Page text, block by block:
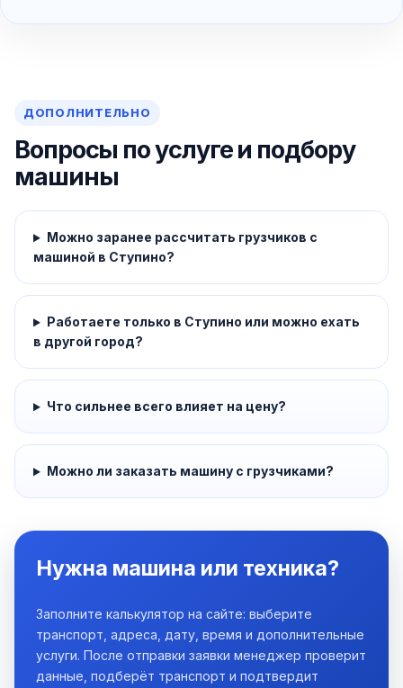
ДОПОЛНИТЕЛЬНО
Вопросы по услуге и подбору
машины
Можно заранее рассчитать грузчиков с
машиной в Ступино?
Работаете только в Ступино или можно ехать
в другой город?
Что сильнее всего влияет на цену?
Можно ли заказать машину с грузчиками?
Нужна машина или техника?
Заполните калькулятор на сайте: выберите
транспорт, адреса, дату, время и дополнительные
услуги. После отправки заявки менеджер проверит
данные, подберёт транспорт и подтвердит